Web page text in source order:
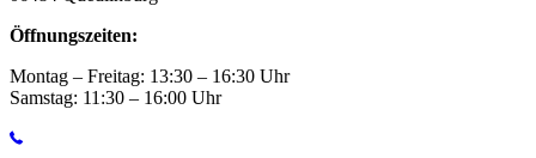
Öffnungszeiten:
Montag – Freitag: 13:30 – 16:30 Uhr
Samstag: 11:30 – 16:00 Uhr